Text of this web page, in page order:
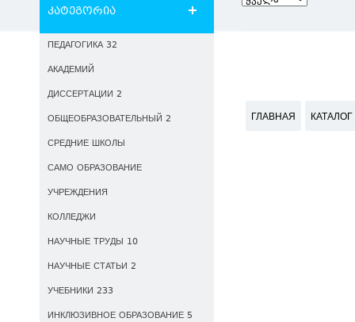
კატეგორია
ПЕДАГОГИКА 32
АКАДЕМИЙ
ДИССЕРТАЦИИ 2
ОБЩЕОБРАЗОВАТЕЛЬНЫЙ 2
СРЕДНИЕ ШКОЛЫ
САМО ОБРАЗОВАНИЕ
УЧРЕЖДЕНИЯ
КОЛЛЕДЖИ
НАУЧНЫЕ ТРУДЫ 10
НАУЧНЫЕ СТАТЬИ 2
УЧЕБНИКИ 233
ИНКЛЮЗИВНОЕ ОБРАЗОВАНИЕ 5
ГЛАВНАЯ